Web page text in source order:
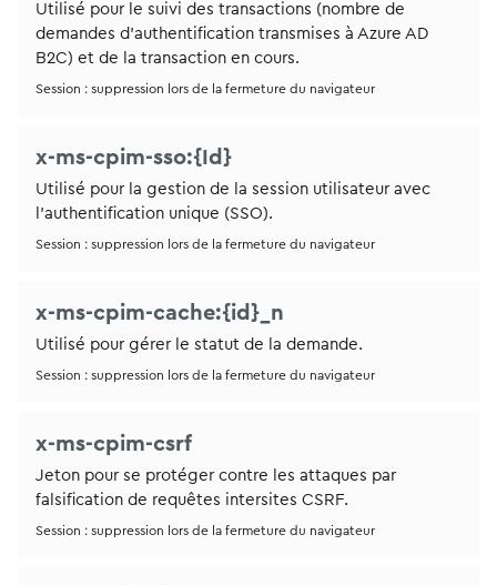
Utilisé pour le suivi des transactions (nombre de
demandes d’authentification transmises à Azure AD
B2C) et de la transaction en cours.
Session : suppression lors de la fermeture du navigateur
x-ms-cpim-sso:{Id}
Utilisé pour la gestion de la session utilisateur avec
l’authentification unique (SSO).
Session : suppression lors de la fermeture du navigateur
x-ms-cpim-cache:{id}_n
Utilisé pour gérer le statut de la demande.
Session : suppression lors de la fermeture du navigateur
x-ms-cpim-csrf
Jeton pour se protéger contre les attaques par
falsification de requêtes intersites CSRF.
Session : suppression lors de la fermeture du navigateur